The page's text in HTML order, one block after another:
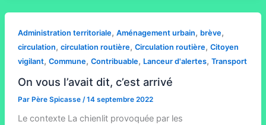
Administration territoriale, Aménagement urbain, brève,
circulation, circulation routière, Circulation routière, Citoyen
vigilant, Commune, Contribuable, Lanceur d'alertes, Transport
On vous l’avait dit, c’est arrivé
Par Père Spicasse /14 septembre 2022
Le contexte La chienlit provoquée par les